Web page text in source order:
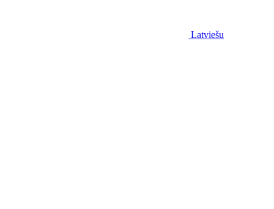
Latviešu